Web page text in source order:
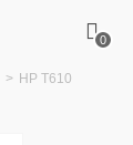
0
> HP T610